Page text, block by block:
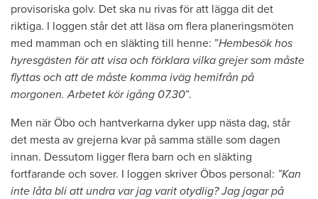
provisoriska golv. Det ska nu rivas för att lägga dit det
riktiga. I loggen står det att läsa om flera planeringsmöten
med mamman och en släkting till henne: ”Hembesök hos
hyresgästen för att visa och förklara vilka grejer som måste
flyttas och att de måste komma iväg hemifrån på
morgonen. Arbetet kör igång 07.30”.
Men när Öbo och hantverkarna dyker upp nästa dag, står
det mesta av grejerna kvar på samma ställe som dagen
innan. Dessutom ligger flera barn och en släkting
fortfarande och sover. I loggen skriver Öbos personal: ”Kan
inte låta bli att undra var jag varit otydlig? Jag jagar på